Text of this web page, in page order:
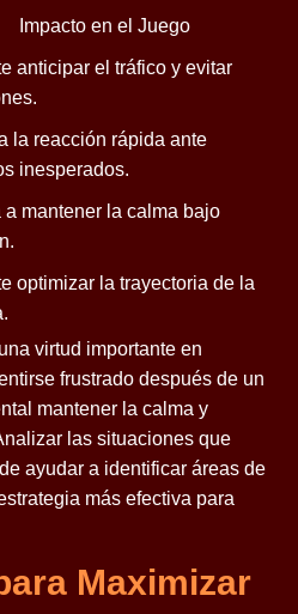
Impacto en el Juego
anticipar el tráfico y evitar
la reacción rápida ante
inesperados.
a mantener la calma bajo
optimizar la trayectoria de la
virtud importante en
frustrado después de un
mantener la calma y
las situaciones que
ayudar a identificar áreas de
más efectiva para
Maximizar